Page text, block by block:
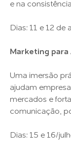
e na
Dias: 11 e 12 de
Marketing para
Uma imersão
ajudam
mercados e
comunicação,
Dias: 15 e 16/